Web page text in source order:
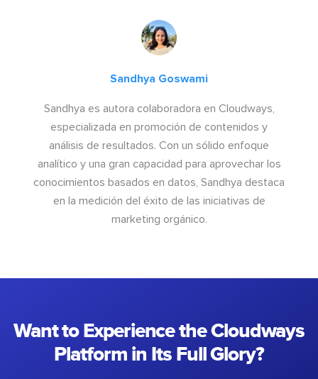
Sandhya Goswami
Sandhya es autora colaboradora en Cloudways,
especializada en promoción de contenidos y
análisis de resultados. Con un sólido enfoque
analítico y una gran capacidad para aprovechar los
conocimientos basados en datos, Sandhya destaca
en la medición del éxito de las iniciativas de
marketing orgánico.
Want to Experience the Cloudways
Platform in Its Full Glory?